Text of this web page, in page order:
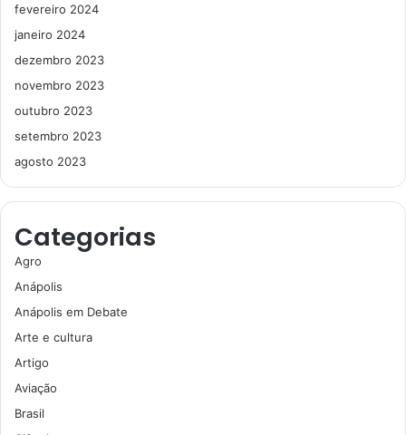
fevereiro 2024
janeiro 2024
dezembro 2023
novembro 2023
outubro 2023
setembro 2023
agosto 2023
Categorias
Agro
Anápolis
Anápolis em Debate
Arte e cultura
Artigo
Aviação
Brasil